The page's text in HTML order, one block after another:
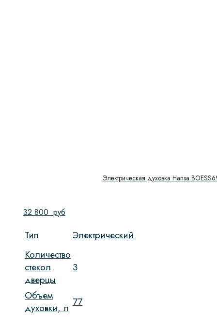
Электрическая духовка Hansa
32 800 руб
Тип
Электрический
Количество
стекол
дверцы
3
Объем
духовки, л 77